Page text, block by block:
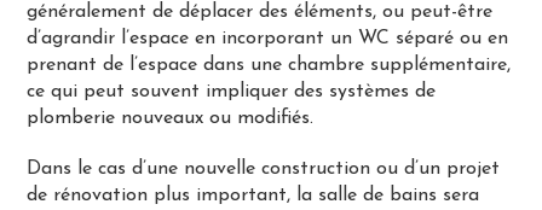
généralement de déplacer des éléments, ou peut-être
d’agrandir l’espace en incorporant un WC séparé ou en
prenant de l’espace dans une chambre supplémentaire,
ce qui peut souvent impliquer des systèmes de
plomberie nouveaux ou modifiés.
Dans le cas d’une nouvelle construction ou d’un projet
de rénovation plus important, la salle de bains sera